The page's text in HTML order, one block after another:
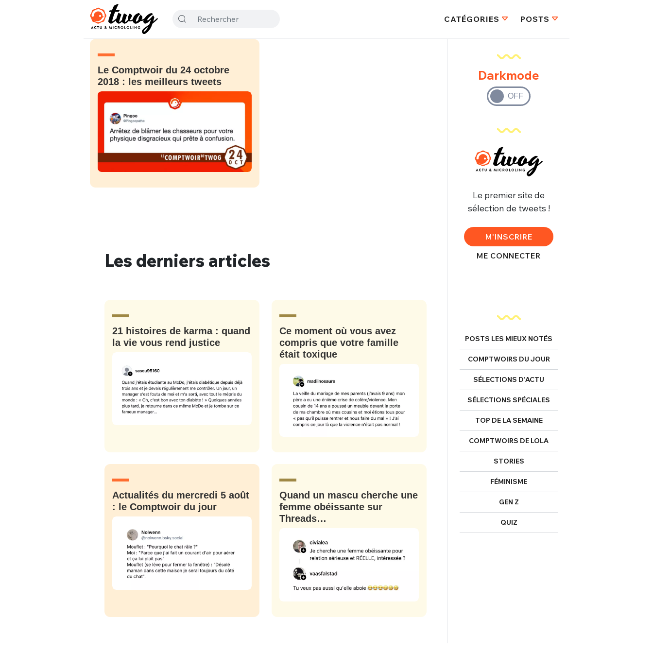
CATÉGORIES POSTS
Le Comptwoir du 24 octobre
2018 : les meilleurs tweets
Les derniers articles
21 histoires de karma : quand
la vie vous rend justice
Ce moment où vous avez
compris que votre famille
était toxique
Actualités du mercredi 5 août
: le Comptwoir du jour
Quand un mascu cherche une
femme obéissante sur
Threads…
Darkmode
Le premier site de
sélection de tweets !
M'INSCRIRE
ME CONNECTER
POSTS LES MIEUX NOTÉS
COMPTWOIRS DU JOUR
SÉLECTIONS D’ACTU
SÉLECTIONS SPÉCIALES
TOP DE LA SEMAINE
COMPTWOIRS DE LOLA
STORIES
FÉMINISME
GEN Z
QUIZ
FERMER
PSEUDO*
EMAIL*
PASSWORD*
PSEUDO
Mot de passe perdu ?
VOTRE PARTICIPATION
Que souhaitez-vous proposer ?
Quelques
tweets
Ma propre
sélection
Un Thread
C'EST PARTI